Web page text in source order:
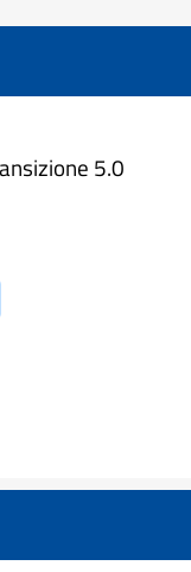
5.0